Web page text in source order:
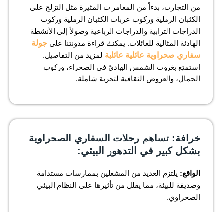
من التجارب، بدءاً من المغامرات المثيرة مثل التزلج على
الكثبان الرملية وركوب عربات الكثبان الرملية وركوب
الدراجات الترابية والدراجات الرباعية وصولاً إلى الأنشطة
الهادئة المثالية للعائلات. يمكنك قراءة مدونتنا على جولة
سفاري صحراوية عائلية عائلية لمزيد من التفاصيل.
استمتع بغروب الشمس الهادئ في الصحراء، وركوب
الجمال، والعروض الثقافية لتجربة شاملة.
خرافة: تساهم رحلات السفاري الصحراوية
بشكل كبير في التدهور البيئي:
الواقع: يلتزم العديد من المشغلين بممارسات مستدامة
وصديقة للبيئة، مما يقلل من تأثيرها على النظام البيئي
الصحراوي.